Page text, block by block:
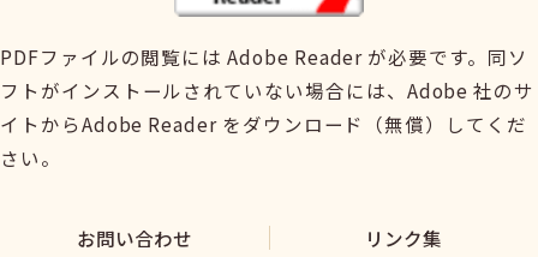
PDFファイルの閲覧には Adobe Reader が必要です。同ソ
フトがインストールされていない場合には、Adobe 社のサ
イトからAdobe Reader をダウンロード（無償）してくだ
さい。
お問い合わせ リンク集